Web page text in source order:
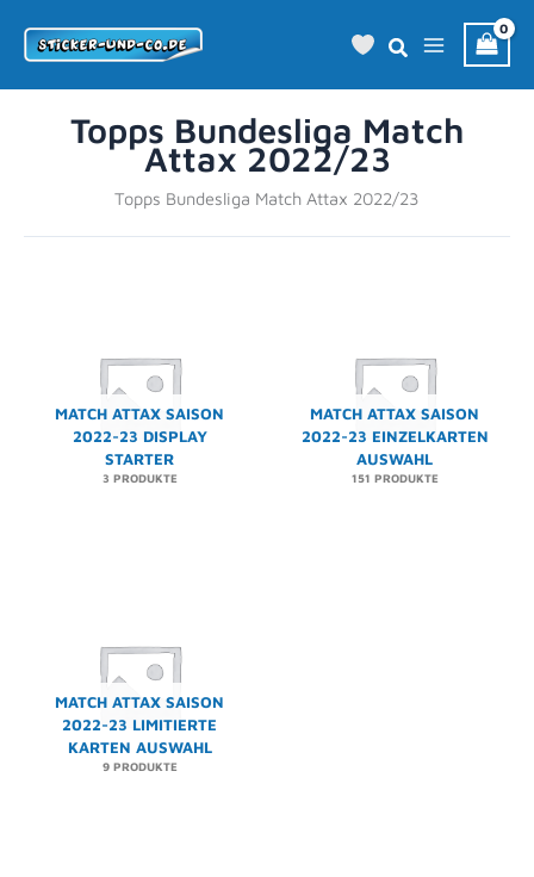
Inhalt
Topps Bundesliga Match
Attax 2022/23
Topps Bundesliga Match Attax 2022/23
MATCH ATTAX SAISON
2022-23 DISPLAY
STARTER
3 PRODUKTE
MATCH ATTAX SAISON
2022-23 EINZELKARTEN
AUSWAHL
151 PRODUKTE
MATCH ATTAX SAISON
2022-23 LIMITIERTE
KARTEN AUSWAHL
9 PRODUKTE